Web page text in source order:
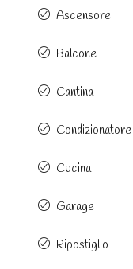
Ascensore
Balcone
Cantina
Condizionatore
Cucina
Garage
Ripostiglio